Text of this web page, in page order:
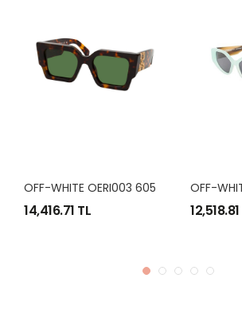
14,416.71 TL